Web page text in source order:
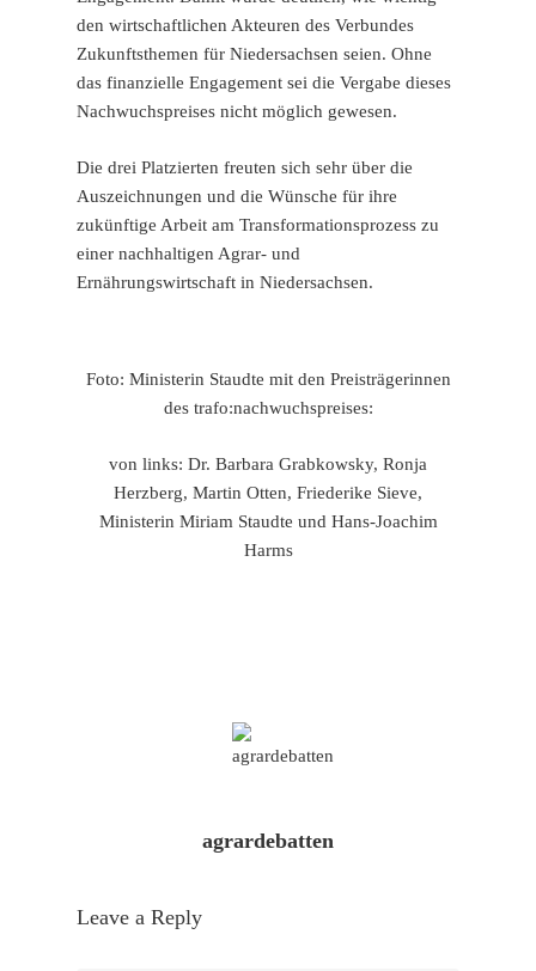
den wirtschaftlichen Akteuren des Verbundes
Zukunftsthemen für Niedersachsen seien. Ohne
das finanzielle Engagement sei die Vergabe dieses
Nachwuchspreises nicht möglich gewesen.
Die drei Platzierten freuten sich sehr über die
Auszeichnungen und die Wünsche für ihre
zukünftige Arbeit am Transformationsprozess zu
einer nachhaltigen Agrar- und
Ernährungswirtschaft in Niedersachsen.
Foto: Ministerin Staudte mit den Preisträgerinnen
des trafo:nachwuchspreises:
von links: Dr. Barbara Grabkowsky, Ronja
Herzberg, Martin Otten, Friederike Sieve,
Ministerin Miriam Staudte und Hans-Joachim
Harms
agrardebatten
Leave a Reply